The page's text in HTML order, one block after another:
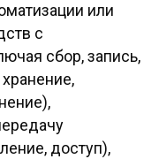
или
с
сбор, запись,
доступ),